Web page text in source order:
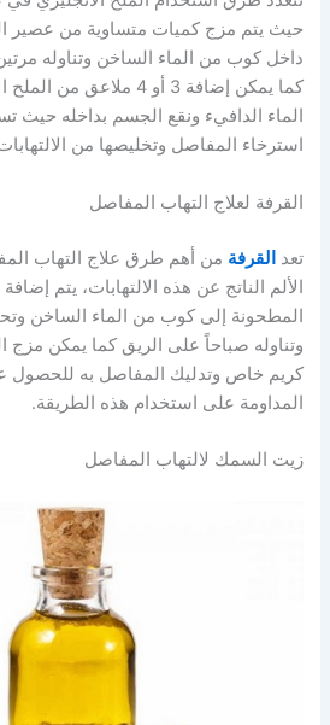
حيث يتم مزج كميات متساوية من عصير
داخل كوب من الماء الساخن وتناوله
كما يمكن إضافة 3 أو 4
الماء الدافيء ونقع الجسم بداخله حيث
استرخاء المفاصل وتخليصها من
القرفة لعلاج التهاب المفاصل
تعد القرفة من أهم طرق علاج التهاب
الألم الناتج عن هذه الالتهابات، يتم
المطحونة إلى كوب من الماء الساخن
وتناوله صباحاً على الريق كما يمكن مزج
كريم خاص وتدليك المفاصل به للحصول
المداومة على استخدام هذه الطريقة.
زيت السمك لالتهاب المفاصل